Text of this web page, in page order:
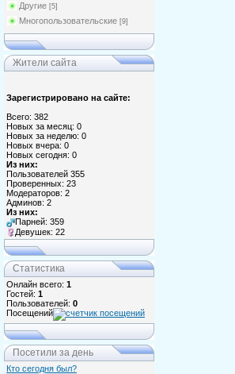
Другие [5]
Многопользовательские [9]
Жители сайта
Зарегистрировано на сайте:
Всего: 382
Новых за месяц: 0
Новых за неделю: 0
Новых вчера: 0
Новых сегодня: 0
Из них:
Пользователей 355
Проверенных: 23
Модераторов: 2
Админов: 2
Из них:
Парней: 359
Девушек: 22
Статистика
Онлайн всего: 1
Гостей: 1
Пользователей: 0
Посещений
Посетили за день
Кто сегодня был?